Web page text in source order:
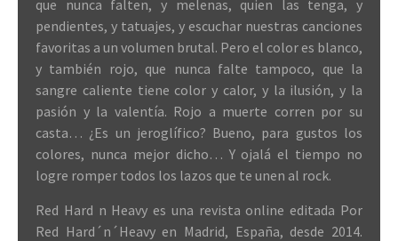
que nunca falten, y melenas, quien las tenga, y
pendientes, y tatuajes, y escuchar nuestras canciones
favoritas a un volumen brutal. Pero el color es blanco,
y también rojo, que nunca falte tampoco, que la
sangre caliente tiene color y calor, y la ilusión, y la
pasión y la valentía. Rojo a muerte corren por su
casta… ¿Es un jeroglífico? Bueno, para gustos los
colores, nunca mejor dicho… Y ojalá el tiempo no
logre romper todos los lazos que te unen al rock.
Red Hard n Heavy es una revista online editada Por
Red Hard´n´Heavy en Madrid, España, desde 2014.